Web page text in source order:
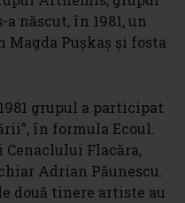
născut, în 1981, un
Magda Pușkaș și fosta
grupul a participat
în formula Ecoul.
Flacăra,
Adrian Păunescu.
două tinere artiste au